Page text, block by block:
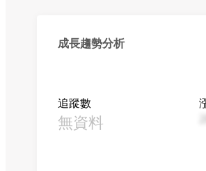
成長趨勢分析
追蹤數
無資料